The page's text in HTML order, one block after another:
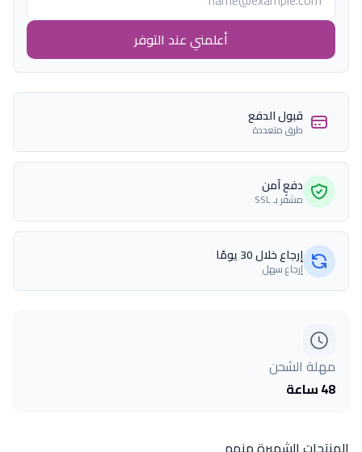
أعلمني عند التوفر
قبول الدفع
طرق متعددة
دفع آمن
مشفّر بـ SSL
إرجاع خلال 30 يومًا
إرجاع سهل
مهلة الشحن
48 ساعة